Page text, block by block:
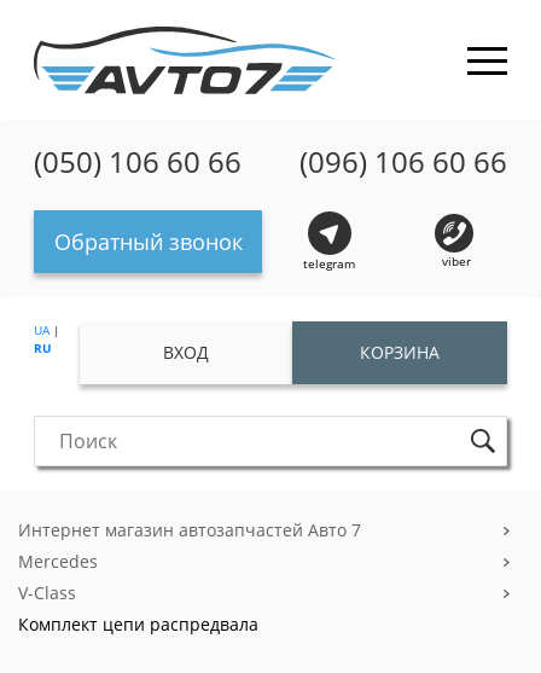
(050) 106 60 66 (096) 106 60 66
Обратный звонок
telegram viber
UA|
RU
ВХОД КОРЗИНА
Интернет магазин автозапчастей Авто 7
Mercedes
V-Class
Комплект цепи распредвала